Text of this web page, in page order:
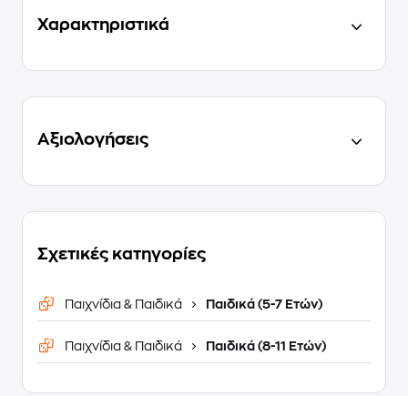
Χαρακτηριστικά
Αξιολογήσεις
Σχετικές κατηγορίες
Παιχνίδια & Παιδικά Παιδικά (5-7 Ετών)
Παιχνίδια & Παιδικά Παιδικά (8-11 Ετών)